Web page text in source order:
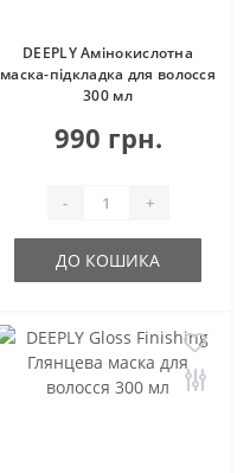
DEEPLY Амінокислотна
маска-підкладка для волосся
300 мл
990 грн.
- +
ДО КОШИКА